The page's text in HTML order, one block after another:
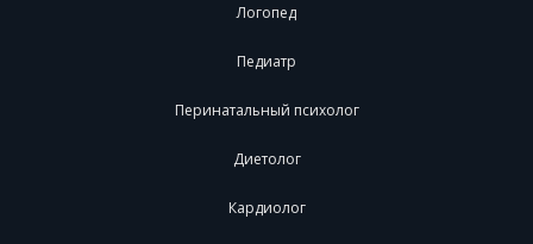
Логопед
Педиатр
Перинатальный психолог
Диетолог
Кардиолог